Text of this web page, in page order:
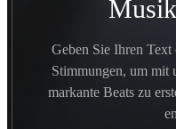
Geben Sie Ihren
Stimmungen, um mit
markante Beats zu